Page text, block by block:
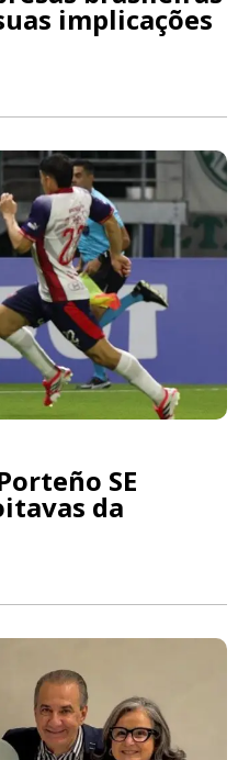
implicações
SE
da